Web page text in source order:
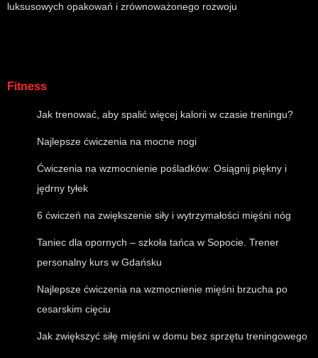
luksusowych opakowań i zrównoważonego rozwoju
Fitness
Jak trenować, aby spalić więcej kalorii w czasie treningu?
Najlepsze ćwiczenia na mocne nogi
Ćwiczenia na wzmocnienie pośladków: Osiągnij piękny i
jędrny tyłek
6 ćwiczeń na zwiększenie siły i wytrzymałości mięśni nóg
Taniec dla opornych – szkoła tańca w Sopocie. Trener
personalny kurs w Gdańsku
Najlepsze ćwiczenia na wzmocnienie mięśni brzucha po
cesarskim cięciu
Jak zwiększyć siłę mięśni w domu bez sprzętu treningowego